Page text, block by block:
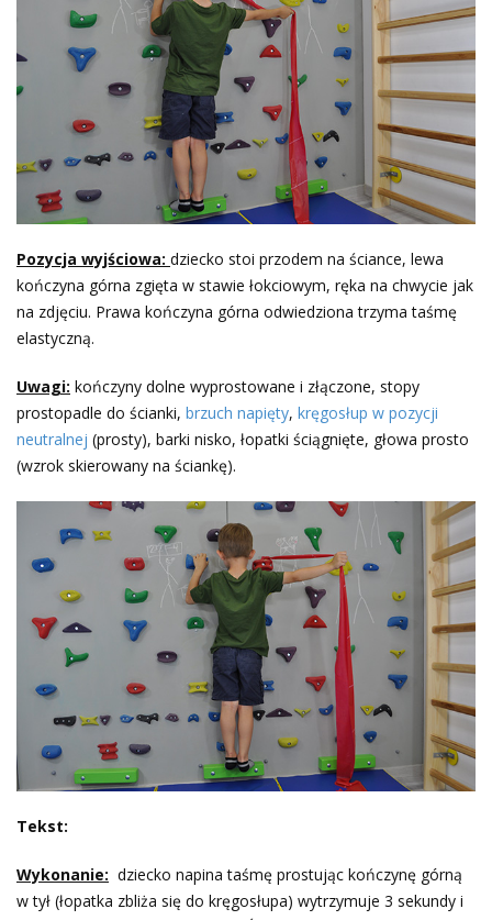
Pozycja wyjściowa: dziecko stoi przodem na ściance, lewa
kończyna górna zgięta w stawie łokciowym, ręka na chwycie jak
na zdjęciu. Prawa kończyna górna odwiedziona trzyma taśmę
elastyczną.
Uwagi: kończyny dolne wyprostowane i złączone, stopy
prostopadle do ścianki, brzuch napięty, kręgosłup w pozycji
neutralnej (prosty), barki nisko, łopatki ściągnięte, głowa prosto
(wzrok skierowany na ściankę).
Tekst:
Wykonanie: dziecko napina taśmę prostując kończynę górną
w tył (łopatka zbliża się do kręgosłupa) wytrzymuje 3 sekundy i